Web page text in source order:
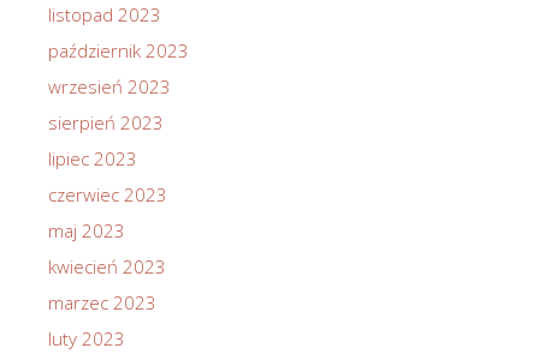
listopad 2023
październik 2023
wrzesień 2023
sierpień 2023
lipiec 2023
czerwiec 2023
maj 2023
kwiecień 2023
marzec 2023
luty 2023